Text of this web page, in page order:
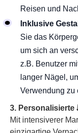
Reisen und
Inklusive
Sie das
um sich an
z.B. Benutzer
langer Nägel,
Verwendung zu
3. Personalisierte
Mit intensiverer